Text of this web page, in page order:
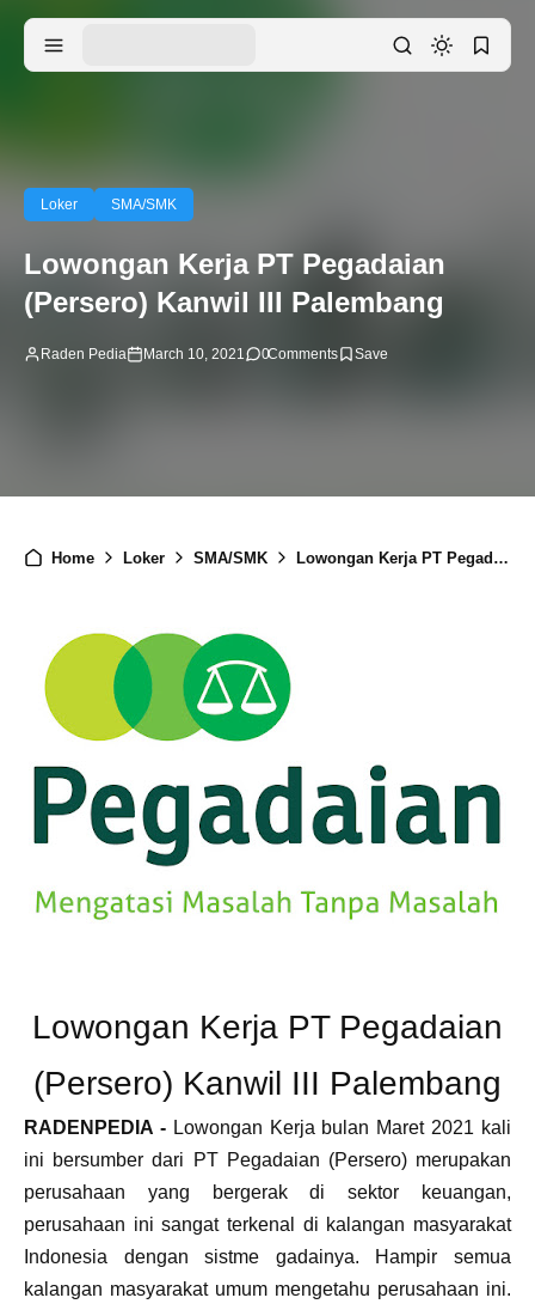
Loker SMA/SMK
Lowongan Kerja PT Pegadaian
(Persero) Kanwil III Palembang
Raden Pedia March 10, 2021 0Comments
Home Loker SMA/SMK Lowongan Kerja PT Pegadaian (Persero) Kanwil III Palembang
Lowongan Kerja PT Pegadaian
(Persero) Kanwil III Palembang
RADENPEDIA - Lowongan Kerja bulan Maret 2021 kali
ini bersumber dari PT Pegadaian (Persero) merupakan
perusahaan yang bergerak di sektor keuangan,
perusahaan ini sangat terkenal di kalangan masyarakat
Indonesia dengan sistme gadainya. Hampir semua
kalangan masyarakat umum mengetahu perusahaan ini.